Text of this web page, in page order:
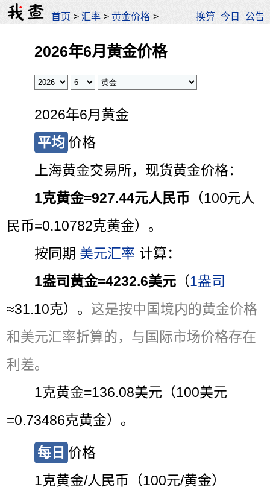
首页 >汇率 >黄金价格 > 换算 今日 公告
2026年6月黄金价格
2026年6月黄金
平均 价格
上海黄金交易所，现货黄金价格：
1克黄金=927.44元人民币 （100元人
民币=0.10782克黄金）。
按同期 美元汇率 计算：
1盎司黄金=4232.6美元 （1盎司
≈31.10克）。 这是按中国境内的黄金价格
和美元汇率折算的，与国际市场价格存在
利差。
1克黄金=136.08美元（100美元
=0.73486克黄金）。
每日 价格
1克黄金/人民币（100元/黄金）